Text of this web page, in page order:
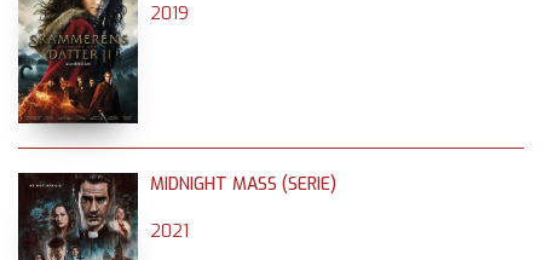
2019
MIDNIGHT MASS (SERIE)
2021